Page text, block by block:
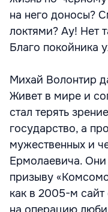
на него доносы?
локтями? Ау! Нет
Благо покойника
Михай Волонтир
Живет в мире и
стал терять
государство, а
мужественных и
Ермолаевича.
призыву
как в 2005-м